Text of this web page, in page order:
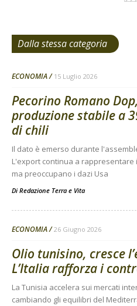
Dalla stessa categoria
ECONOMIA 15 Luglio 2026
Pecorino Romano Dop,
produzione stabile a
di chili
Il dato è emerso durante
L'export continua a
ma preoccupano i dazi Usa
Di Redazione Terra e Vita
ECONOMIA 26 Giugno 2026
Olio tunisino, cresce
L’Italia rafforza i
La Tunisia accelera sui mercati
cambiando gli equilibri del